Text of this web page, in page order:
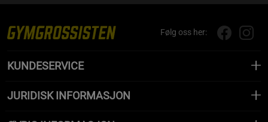
Følg oss her:
KUNDESERVICE
JURIDISK INFORMASJON